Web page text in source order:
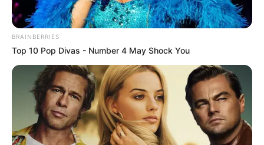
BRAINBERRIES
Top 10 Pop Divas - Number 4 May Shock You